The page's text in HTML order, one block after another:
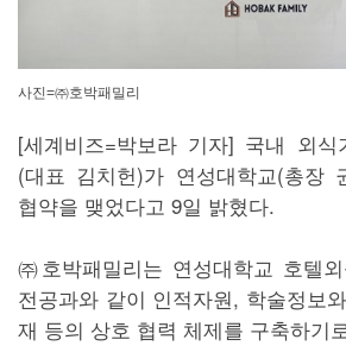
사진=㈜호박패밀리
[세계비즈=박보라 기자] 국내 외식
(대표 김치헌)가 연성대학교(총장
협약을 맺었다고 9일 밝혔다.
㈜호박패밀리는 연성대학교 호텔
전공과와 같이 인적자원, 학술정보
재 등의 상호 협력 체제를 구축하기